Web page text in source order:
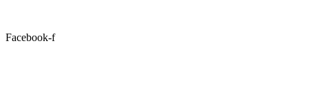
Facebook-f